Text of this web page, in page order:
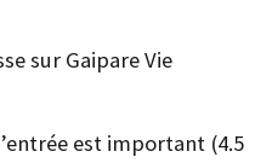
sur Gaipare Vie
est important (4.5